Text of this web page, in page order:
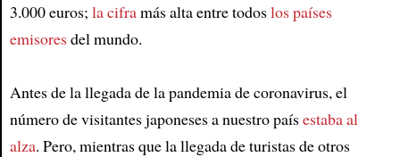
Article
3.000 euros; la ciframás alta entre todoslos países
emisoresdel mundo.
Antes de la llegada de la pandemia de coronavirus, el
número de visitantes japoneses a nuestro paísestaba al
alza. Pero, mientras que la llegada de turistas de otros